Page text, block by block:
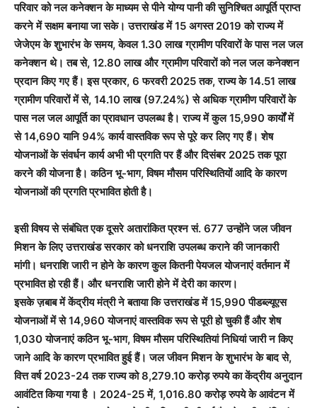
परिवार को नल कनेक्शन के माध्यम से पीने योग्य पानी की सुनिश्चित आपूर्ति प्राप्त
करने में सक्षम बनाया जा सके। उत्तराखंड में 15 अगस्त 2019 को राज्य में
जेजेएम के शुभारंभ के समय, केवल 1.30 लाख ग्रामीण परिवारों के पास नल जल
कनेक्शन थे। तब से, 12.80 लाख और ग्रामीण परिवारों को नल जल कनेक्शन
प्रदान किए गए हैं। इस प्रकार, 6 फरवरी 2025 तक, राज्य के 14.51 लाख
ग्रामीण परिवारों में से, 14.10 लाख (97.24%) से अधिक ग्रामीण परिवारों के
पास नल जल आपूर्ति का प्रावधान उपलब्ध है। राज्य में कुल 15,990 कार्यों में
से 14,690 यानि 94% कार्य वास्तविक रूप से पूरे कर लिए गए हैं। शेष
योजनाओं के संवर्धन कार्य अभी भी प्रगति पर हैं और दिसंबर 2025 तक पूरा
करने की योजना है। कठिन भू-भाग, विषम मौसम परिस्थितियों आदि के कारण
योजनाओं की प्रगति प्रभावित होती है।
इसी विषय से संबंधित एक दूसरे अतारांकित प्रश्न सं. 677 उन्होंने जल जीवन
मिशन के लिए उत्तराखंड सरकार को धनराशि उपलब्ध कराने की जानकारी
मांगी। धनराशि जारी न होने के कारण कुल कितनी पेयजल योजनाएं वर्तमान में
प्रभावित हो रही हैं। और धनराशि जारी होने में देरी का कारण।
इसके ज़बाब में केंद्रीय मंत्री ने बताया कि उत्तराखंड में 15,990 पीडब्ल्यूएस
योजनाओं में से 14,960 योजनाएं वास्तविक रूप से पूरी हो चुकी हैं और शेष
1,030 योजनाएं कठिन भू-भाग, विषम मौसम परिस्थितियां निधियां जारी न किए
जाने आदि के कारण प्रभावित हुई हैं। जल जीवन मिशन के शुभारंभ के बाद से,
वित्त वर्ष 2023-24 तक राज्य को 8,279.10 करोड़ रुपये का केंद्रीय अनुदान
आवंटित किया गया है । 2024-25 में, 1,016.80 करोड़ रुपये के आवंटन में